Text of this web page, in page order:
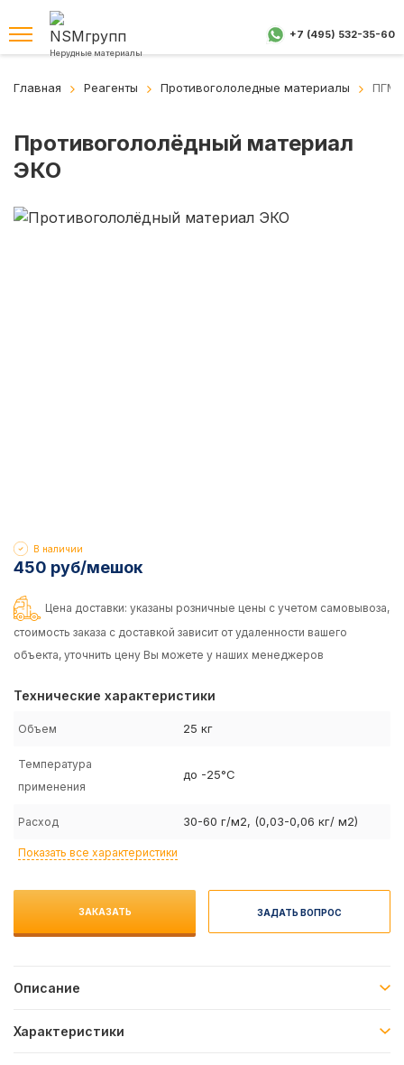
Нерудные материалы
+7 (495) 532-35-60
Главная Реагенты Противогололедные материалы ПГМ
Противогололёдный материал
ЭКО
450 руб/мешок
В наличии
Цена доставки: указаны розничные цены с учетом самовывоза,
стоимость заказа с доставкой зависит от удаленности вашего
объекта, уточнить цену Вы можете у наших менеджеров
Технические характеристики
Объем 25 кг
Температура
применения
до -25°C
Расход 30-60 г/м2, (0,03-0,06 кг/ м2)
Показать все характеристики
ЗАКАЗАТЬ ЗАДАТЬ ВОПРОС
Описание
Характеристики